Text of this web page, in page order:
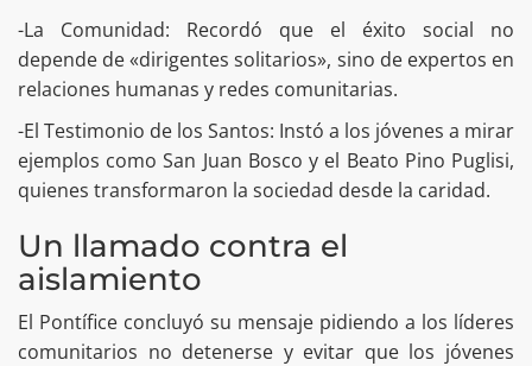
​-La Comunidad: Recordó que el éxito social no
depende de «dirigentes solitarios», sino de expertos en
relaciones humanas y redes comunitarias.
​-El Testimonio de los Santos: Instó a los jóvenes a mirar
ejemplos como San Juan Bosco y el Beato Pino Puglisi,
quienes transformaron la sociedad desde la caridad.
Un llamado contra el
aislamiento
​El Pontífice concluyó su mensaje pidiendo a los líderes
comunitarios no detenerse y evitar que los jóvenes